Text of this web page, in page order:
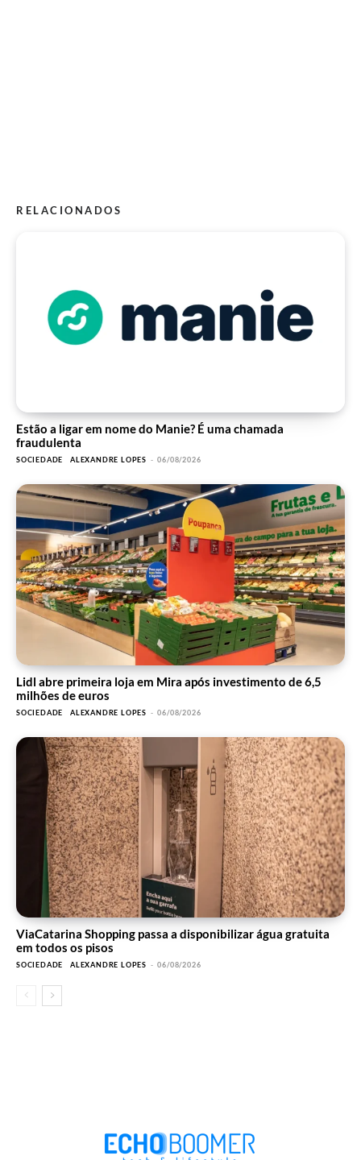
RELACIONADOS
Estão a ligar em nome do Manie? É uma chamada
fraudulenta
SOCIEDADE ALEXANDRE LOPES - 06/08/2026
Lidl abre primeira loja em Mira após investimento de 6,5
milhões de euros
SOCIEDADE ALEXANDRE LOPES - 06/08/2026
ViaCatarina Shopping passa a disponibilizar água gratuita
em todos os pisos
SOCIEDADE ALEXANDRE LOPES - 06/08/2026